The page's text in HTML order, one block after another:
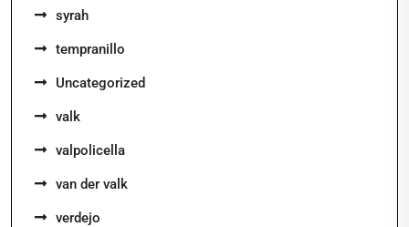
syrah
tempranillo
Uncategorized
valk
valpolicella
van der valk
verdejo